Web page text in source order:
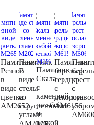
Памятник
Резной
в
виде
цветка
AM2652
Памятник
В
виде
стелы
со
скругленными
углами
AM2026
Памятник
Скала
с
каменной
резьбой
и
веткой
Памятник
барельеф
сердце
с
декором
AM6156
крест
с